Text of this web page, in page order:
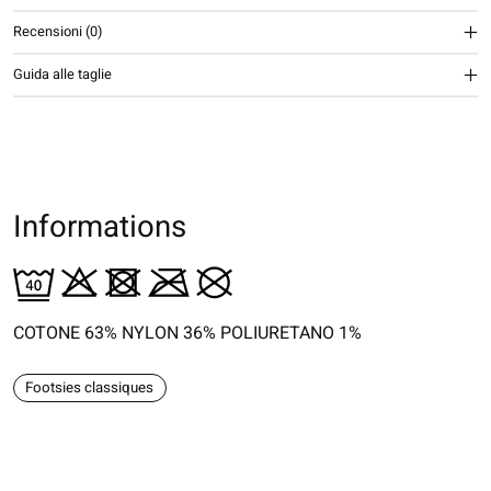
Recensioni (0)
Guida alle taglie
Informations
COTONE 63% NYLON 36% POLIURETANO 1%
Footsies classiques